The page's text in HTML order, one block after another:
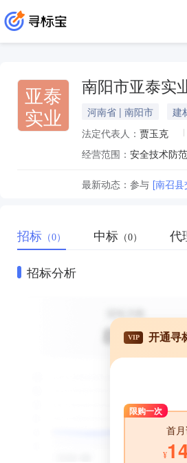
亚泰
实业
南阳市亚泰实
河南省 | 南阳市 建
法定代表人： 贾玉克
经营范围：
最新动态： 参与 [南召
招标 （0） 中标 （0） 代
招标分析
VIP 开通寻
限购一次
首月
¥